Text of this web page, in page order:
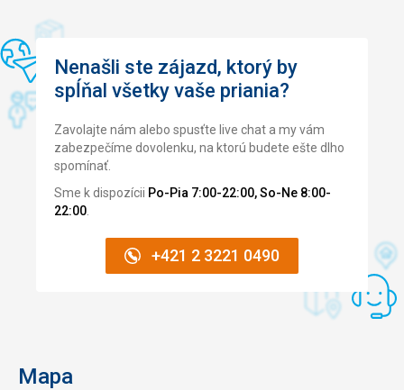
Nenašli ste zájazd, ktorý by
spĺňal všetky vaše priania?
Zavolajte nám alebo spusťte live chat a my vám
zabezpečíme dovolenku, na ktorú budete ešte dlho
spomínať.
Sme k dispozícii Po-Pia 7:00-22:00, So-Ne 8:00-
22:00
+421 2 3221 0490
Mapa